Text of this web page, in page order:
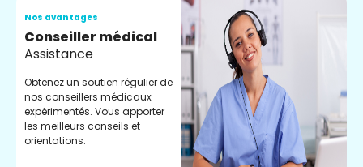
Nos avantages
Conseiller médical
Assistance
Obtenez un soutien régulier de
nos conseillers médicaux
expérimentés. Vous apporter
les meilleurs conseils et
orientations.